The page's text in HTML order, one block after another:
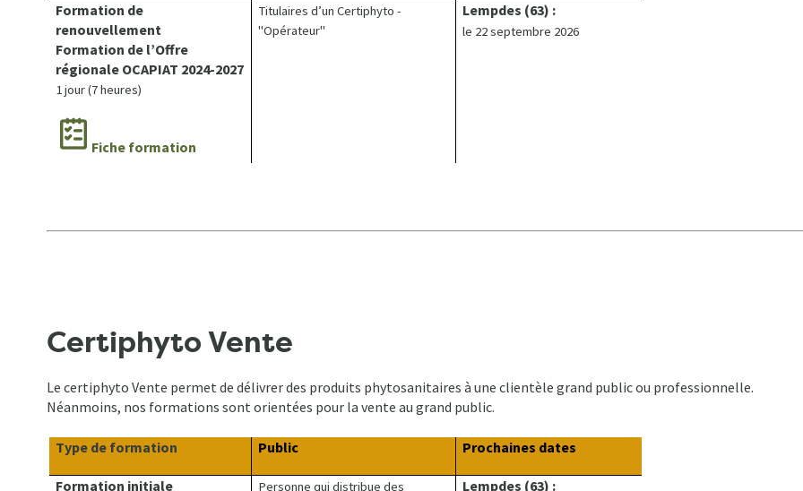
Formation de
renouvellement
Formation de l’Offre
régionale OCAPIAT 2024-2027
1 jour (7 heures)
Fiche formation
Titulaires d’un Certiphyto -
"Opérateur"
Lempdes (63) :
le 22 septembre 2026
Certiphyto Vente
Le certiphyto Vente permet de délivrer des produits phytosanitaires à une clientèle grand public ou professionnelle.
Néanmoins, nos formations sont orientées pour la vente au grand public.
Type de formation Public Prochaines dates
Formation initiale Personne qui distribue des Lempdes (63) :